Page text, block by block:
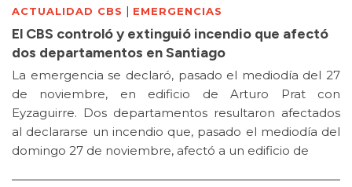
ACTUALIDAD CBS | EMERGENCIAS
El CBS controló y extinguió incendio que afectó
dos departamentos en Santiago
La emergencia se declaró, pasado el mediodía del 27
de noviembre, en edificio de Arturo Prat con
Eyzaguirre. Dos departamentos resultaron afectados
al declararse un incendio que, pasado el mediodía del
domingo 27 de noviembre, afectó a un edificio de